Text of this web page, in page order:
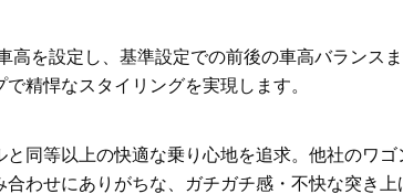
を設定し、基準設定での前後の車高バランスま
精悍なスタイリングを実現します。
同等以上の快適な乗り心地を追求。他社のワゴ
わせにありがちな、ガチガチ感・不快な突き上